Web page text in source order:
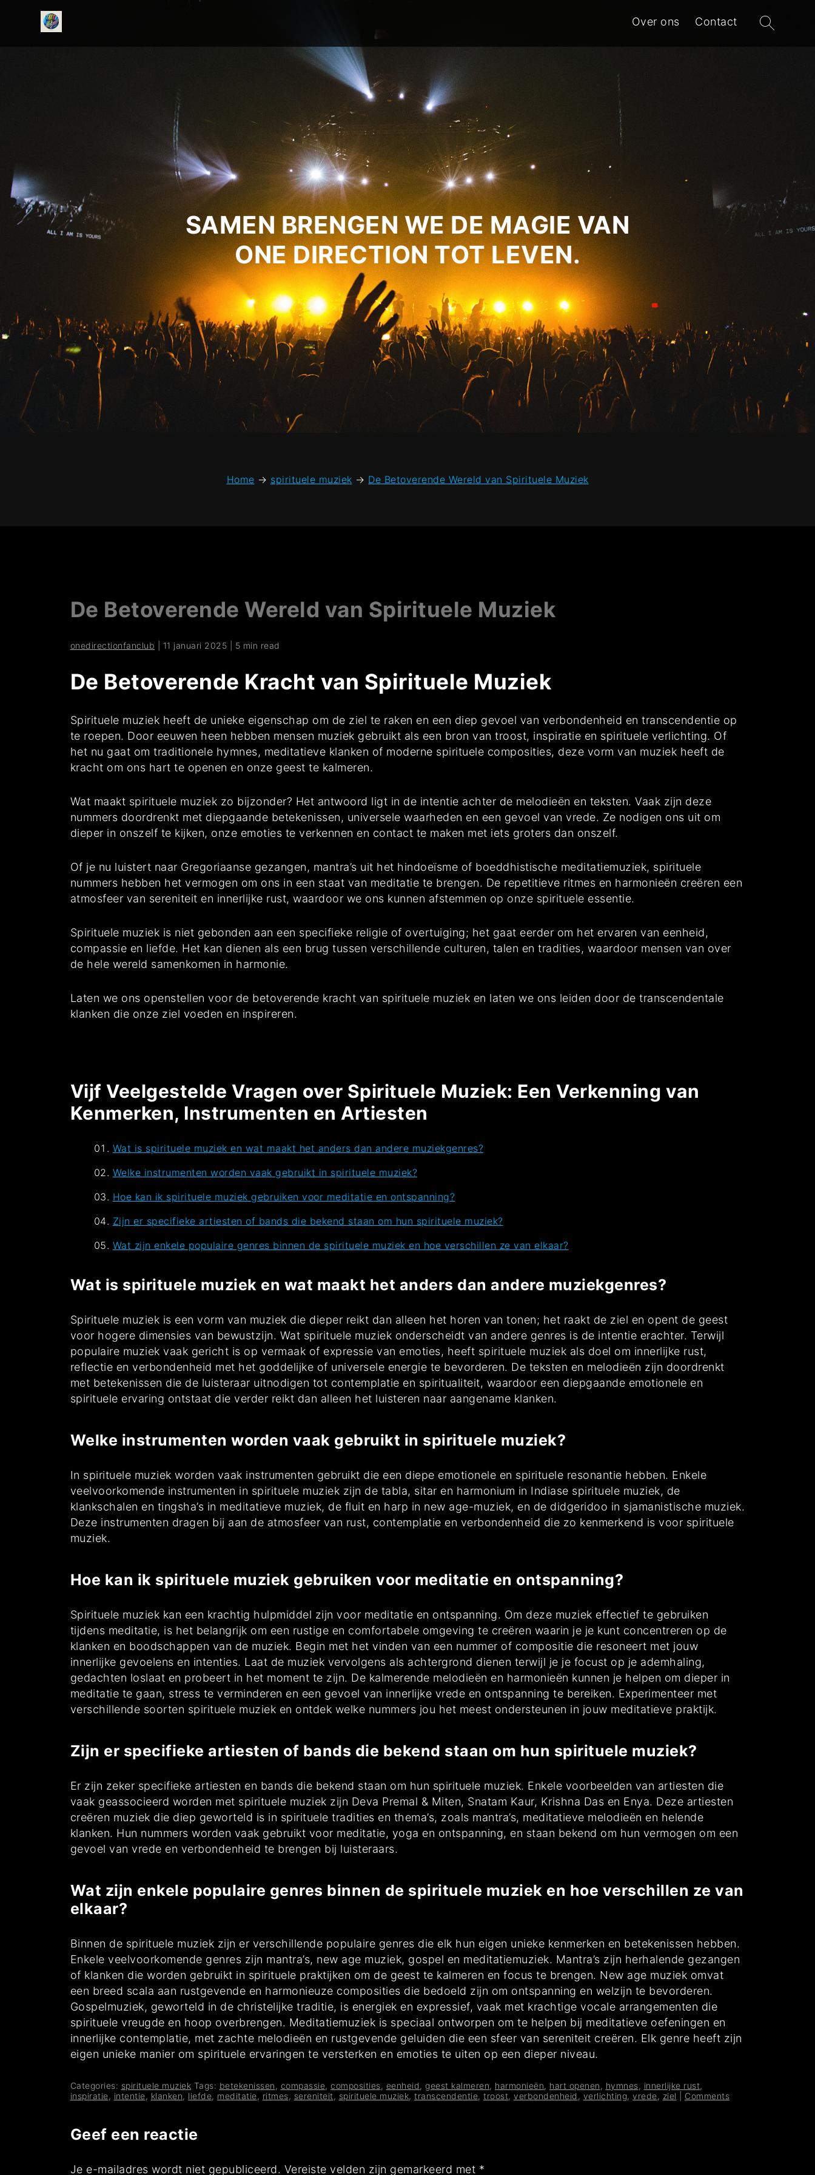
onedirectionfanclub.nl Over ons Contact
Zoeken
naar:
SAMEN BRENGEN WE DE MAGIE VAN
ONE DIRECTION TOT LEVEN.
Home → spirituele muziek → De Betoverende Wereld van Spirituele Muziek
De Betoverende Wereld van Spirituele Muziek
onedirectionfanclub 11 januari 2025 5 min read
De Betoverende Kracht van Spirituele Muziek
Spirituele muziek heeft de unieke eigenschap om de ziel te raken en een diep gevoel van verbondenheid en transcendentie op
te roepen. Door eeuwen heen hebben mensen muziek gebruikt als een bron van troost, inspiratie en spirituele verlichting. Of
het nu gaat om traditionele hymnes, meditatieve klanken of moderne spirituele composities, deze vorm van muziek heeft de
kracht om ons hart te openen en onze geest te kalmeren.
Wat maakt spirituele muziek zo bijzonder? Het antwoord ligt in de intentie achter de melodieën en teksten. Vaak zijn deze
nummers doordrenkt met diepgaande betekenissen, universele waarheden en een gevoel van vrede. Ze nodigen ons uit om
dieper in onszelf te kijken, onze emoties te verkennen en contact te maken met iets groters dan onszelf.
Of je nu luistert naar Gregoriaanse gezangen, mantra’s uit het hindoeïsme of boeddhistische meditatiemuziek, spirituele
nummers hebben het vermogen om ons in een staat van meditatie te brengen. De repetitieve ritmes en harmonieën creëren een
atmosfeer van sereniteit en innerlijke rust, waardoor we ons kunnen afstemmen op onze spirituele essentie.
Spirituele muziek is niet gebonden aan een specifieke religie of overtuiging; het gaat eerder om het ervaren van eenheid,
compassie en liefde. Het kan dienen als een brug tussen verschillende culturen, talen en tradities, waardoor mensen van over
de hele wereld samenkomen in harmonie.
Laten we ons openstellen voor de betoverende kracht van spirituele muziek en laten we ons leiden door de transcendentale
klanken die onze ziel voeden en inspireren.
Vijf Veelgestelde Vragen over Spirituele Muziek: Een Verkenning van
Kenmerken, Instrumenten en Artiesten
Wat is spirituele muziek en wat maakt het anders dan andere muziekgenres?
Welke instrumenten worden vaak gebruikt in spirituele muziek?
Hoe kan ik spirituele muziek gebruiken voor meditatie en ontspanning?
Zijn er specifieke artiesten of bands die bekend staan om hun spirituele muziek?
Wat zijn enkele populaire genres binnen de spirituele muziek en hoe verschillen ze van elkaar?
Wat is spirituele muziek en wat maakt het anders dan andere muziekgenres?
Spirituele muziek is een vorm van muziek die dieper reikt dan alleen het horen van tonen; het raakt de ziel en opent de geest
voor hogere dimensies van bewustzijn. Wat spirituele muziek onderscheidt van andere genres is de intentie erachter. Terwijl
populaire muziek vaak gericht is op vermaak of expressie van emoties, heeft spirituele muziek als doel om innerlijke rust,
reflectie en verbondenheid met het goddelijke of universele energie te bevorderen. De teksten en melodieën zijn doordrenkt
met betekenissen die de luisteraar uitnodigen tot contemplatie en spiritualiteit, waardoor een diepgaande emotionele en
spirituele ervaring ontstaat die verder reikt dan alleen het luisteren naar aangename klanken.
Welke instrumenten worden vaak gebruikt in spirituele muziek?
In spirituele muziek worden vaak instrumenten gebruikt die een diepe emotionele en spirituele resonantie hebben. Enkele
veelvoorkomende instrumenten in spirituele muziek zijn de tabla, sitar en harmonium in Indiase spirituele muziek, de
klankschalen en tingsha’s in meditatieve muziek, de fluit en harp in new age-muziek, en de didgeridoo in sjamanistische muziek.
Deze instrumenten dragen bij aan de atmosfeer van rust, contemplatie en verbondenheid die zo kenmerkend is voor spirituele
muziek.
Hoe kan ik spirituele muziek gebruiken voor meditatie en ontspanning?
Spirituele muziek kan een krachtig hulpmiddel zijn voor meditatie en ontspanning. Om deze muziek effectief te gebruiken
tijdens meditatie, is het belangrijk om een rustige en comfortabele omgeving te creëren waarin je je kunt concentreren op de
klanken en boodschappen van de muziek. Begin met het vinden van een nummer of compositie die resoneert met jouw
innerlijke gevoelens en intenties. Laat de muziek vervolgens als achtergrond dienen terwijl je je focust op je ademhaling,
gedachten loslaat en probeert in het moment te zijn. De kalmerende melodieën en harmonieën kunnen je helpen om dieper in
meditatie te gaan, stress te verminderen en een gevoel van innerlijke vrede en ontspanning te bereiken. Experimenteer met
verschillende soorten spirituele muziek en ontdek welke nummers jou het meest ondersteunen in jouw meditatieve praktijk.
Zijn er specifieke artiesten of bands die bekend staan om hun spirituele muziek?
Er zijn zeker specifieke artiesten en bands die bekend staan om hun spirituele muziek. Enkele voorbeelden van artiesten die
vaak geassocieerd worden met spirituele muziek zijn Deva Premal & Miten, Snatam Kaur, Krishna Das en Enya. Deze artiesten
creëren muziek die diep geworteld is in spirituele tradities en thema’s, zoals mantra’s, meditatieve melodieën en helende
klanken. Hun nummers worden vaak gebruikt voor meditatie, yoga en ontspanning, en staan bekend om hun vermogen om een
gevoel van vrede en verbondenheid te brengen bij luisteraars.
Wat zijn enkele populaire genres binnen de spirituele muziek en hoe verschillen ze van
elkaar?
Binnen de spirituele muziek zijn er verschillende populaire genres die elk hun eigen unieke kenmerken en betekenissen hebben.
Enkele veelvoorkomende genres zijn mantra’s, new age muziek, gospel en meditatiemuziek. Mantra’s zijn herhalende gezangen
of klanken die worden gebruikt in spirituele praktijken om de geest te kalmeren en focus te brengen. New age muziek omvat
een breed scala aan rustgevende en harmonieuze composities die bedoeld zijn om ontspanning en welzijn te bevorderen.
Gospelmuziek, geworteld in de christelijke traditie, is energiek en expressief, vaak met krachtige vocale arrangementen die
spirituele vreugde en hoop overbrengen. Meditatiemuziek is speciaal ontworpen om te helpen bij meditatieve oefeningen en
innerlijke contemplatie, met zachte melodieën en rustgevende geluiden die een sfeer van sereniteit creëren. Elk genre heeft zijn
eigen unieke manier om spirituele ervaringen te versterken en emoties te uiten op een dieper niveau.
Categories: spirituele muziek Tags: betekenissen , compassie,composities, eenheid,geest kalmeren, harmonieën, hart openen , hymnes, innerlijke rust,
inspiratie, intentie, klanken, liefde, meditatie, ritmes, sereniteit , spirituele muziek,transcendentie,troost,verbondenheid , verlichting,vrede, ziel Comments
Geef een reactie
Je e-mailadres wordt niet gepubliceerd. Vereiste velden zijn gemarkeerd met *